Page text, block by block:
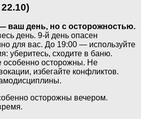
ваш день, но с осторожностью.
день. 9-й день опасен
для вас. До 19:00 — используйте
уберитесь, сходите в баню.
особенно осторожны. Не
избегайте конфликтов.
осторожны вечером.